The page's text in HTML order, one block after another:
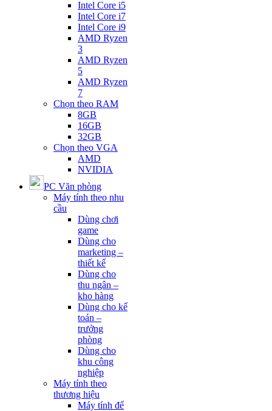
Intel Core i5
Intel Core i7
Intel Core i9
AMD Ryzen
3
AMD Ryzen
5
AMD Ryzen
7
Chọn theo RAM
8GB
16GB
32GB
Chọn theo VGA
AMD
NVIDIA
PC Văn phòng
Máy tính theo nhu
cầu
Dùng chơi
game
Dùng cho
marketing –
thiết kế
Dùng cho
thu ngân –
kho hàng
Dùng cho kế
toán –
trưởng
phòng
Dùng cho
khu công
nghiệp
Máy tính theo
thương hiệu
Máy tính để